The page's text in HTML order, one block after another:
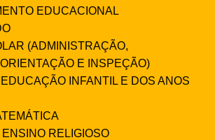
EDUCACIONAL
(ADMINISTRAÇÃO,
E INSPEÇÃO)
INFANTIL E DOS ANOS
RELIGIOSO